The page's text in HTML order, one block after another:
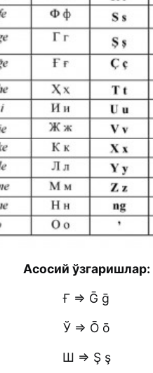
Асосий ўзгаришлар:
Ғ => Ḡ ḡ
Ў => Ō ō
Ш => Ş ş